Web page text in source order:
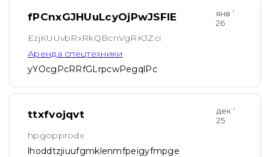
fPCnxGJHUuLcyOjPwJSFlE
янв ‘
26
EzjKUUvbRxRkQBcnVgRKJZci
Аренда спецтехники
yYOcgPcRRfGLrpcwPegqlPc
ttxfvojqvt
дек ‘
25
hpgopprodx
lhoddtzjiuufgmklenmfpeigyfmpge